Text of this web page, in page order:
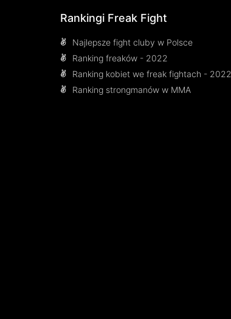
Rankingi Freak Fight
Najlepsze fight cluby w Polsce
Ranking freaków - 2022
Ranking kobiet we freak fightach - 2022
Ranking strongmanów w MMA